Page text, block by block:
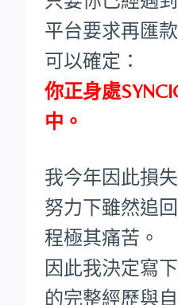
平台要求再匯
可以確定：
你正身處
中。
我今年因此損失
努力下雖然追
程極其痛苦。
因此我決定寫
的完整經歷與